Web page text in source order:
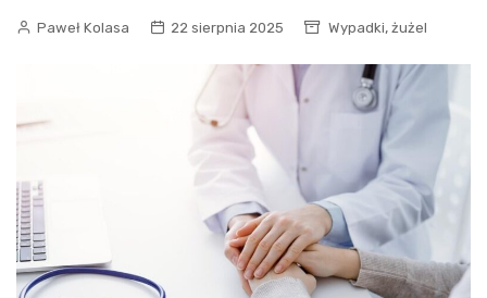
Paweł Kolasa 22 sierpnia 2025 Wypadki, żużel